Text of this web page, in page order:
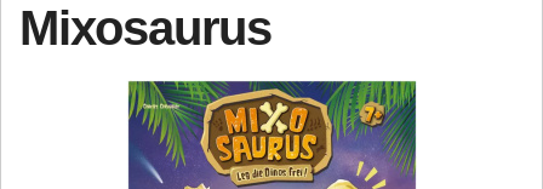
Mixosaurus